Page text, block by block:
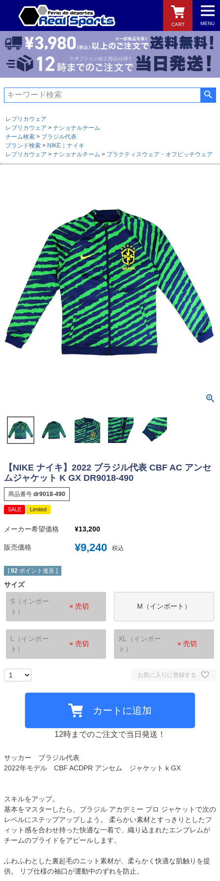
MENU
CART
検索
レプリカウェア
レプリカウェア
ナショナルチーム
チーム検索
ブラジル代表
ブランド検索
NIKE｜ナイキ
レプリカウェア
ナショナルチーム プラクティスウェア・オフピッチウェア
【NIKE ナイキ】2022 ブラジル代表 CBF AC アンセ
ムジャケット K GX DR9018-490
商品番号 dr9018-490
SALE Limited
メーカー希望価格 ¥13,200
販売価格 ¥9,240 税込
[ 92 ポイント進呈 ]
サイズ
S（インポー
ト）
× 売切 M（インポート）
L（インポー
ト）
× 売切
XL（インポー
ト）
× 売切
お気に入りに登録する
カートに追加
12時までのご注文で当日発送！
サッカー ブラジル代表
2022年モデル CBF ACDPR アンセム ジャケット k GX
スキルをアップ。
基本をマスターしたら、ブラジル アカデミー プロ ジャケットで次の
レベルにステップアップしよう。 柔らかい素材とすっきりとしたフ
ィット感を合わせ持った快適な一着で、織り込まれたエンブレムが
チームのプライドをアピールします。
ふわふわとした裏起毛のニット素材が、柔らかく快適な肌触りを提
供。 リブ仕様の袖口が運動中のずれを防止。